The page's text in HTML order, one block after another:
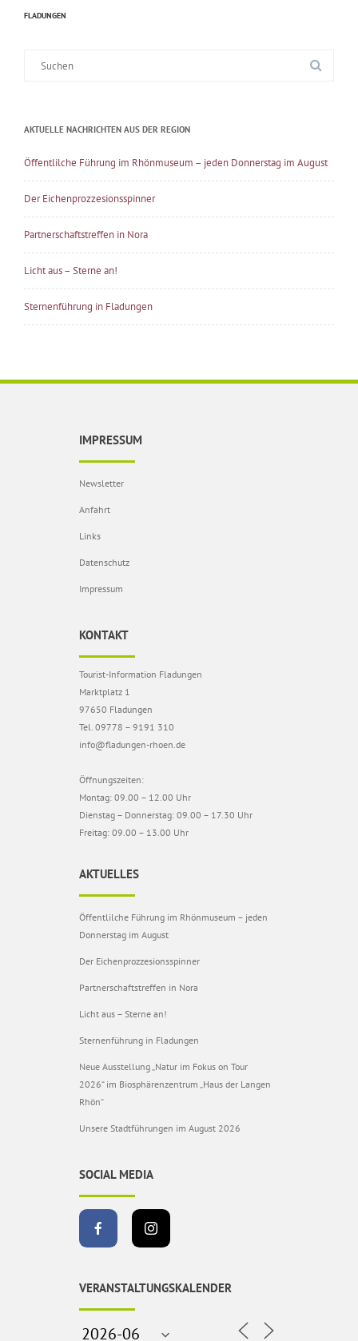
FLADUNGEN
AKTUELLE NACHRICHTEN AUS DER REGION
Öffentlilche Führung im Rhönmuseum – jeden Donnerstag im August
Der Eichenprozzesionsspinner
Partnerschaftstreffen in Nora
Licht aus – Sterne an!
Sternenführung in Fladungen
IMPRESSUM
Newsletter
Anfahrt
Links
Datenschutz
Impressum
KONTAKT
Tourist-Information Fladungen
Marktplatz 1
97650 Fladungen
Tel. 09778 – 9191 310
info@fladungen-rhoen.de
Öffnungszeiten:
Montag: 09.00 – 12.00 Uhr
Dienstag – Donnerstag: 09.00 – 17.30 Uhr
Freitag: 09.00 – 13.00 Uhr
AKTUELLES
Öffentlilche Führung im Rhönmuseum – jeden
Donnerstag im August
Der Eichenprozzesionsspinner
Partnerschaftstreffen in Nora
Licht aus – Sterne an!
Sternenführung in Fladungen
Neue Ausstellung „Natur im Fokus on Tour
2026“ im Biosphärenzentrum „Haus der Langen
Rhön“
Unsere Stadtführungen im August 2026
SOCIAL MEDIA
VERANSTALTUNGSKALENDER